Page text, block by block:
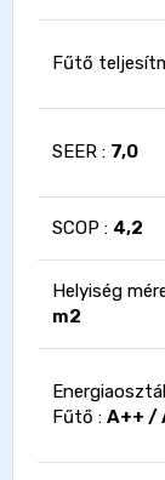
Fűtő
SEER : 7,0
SCOP : 4,2
Helyiség
m2
Fűtő : A++ /